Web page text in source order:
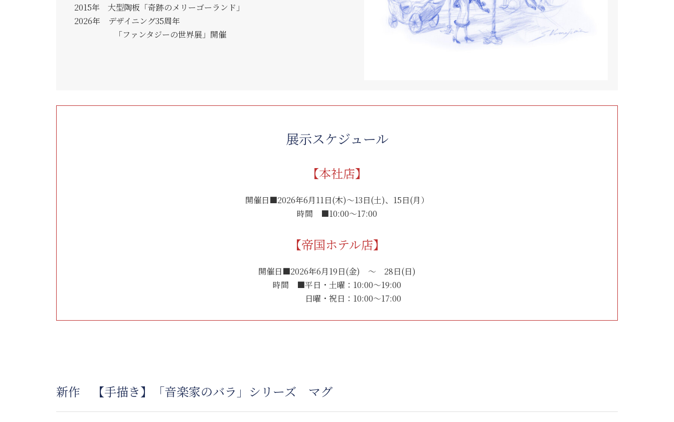
2015年 大型陶板「奇跡のメリーゴーランド」
2026年 デザイニング35周年
「ファンタジーの世界展」開催
展示スケジュール
【本社店】
開催日■2026年6月11日(木)～13日(土)、15日(月）
時間 ■10:00～17:00
【帝国ホテル店】
開催日■2026年6月19日(金) ～ 28日(日)
時間 ■平日・土曜：10:00～19:00
日曜・祝日：10:00～17:00
新作 【手描き】「音楽家のバラ」シリーズ マグ